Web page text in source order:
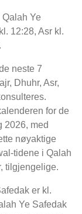
Qalah Ye
12:28, Asr kl.
neste 7
Dhuhr, Asr,
for de
2026, med
nøyaktige
tidene i Qalah
tilgjengelige.
er kl.
Ye Safedak